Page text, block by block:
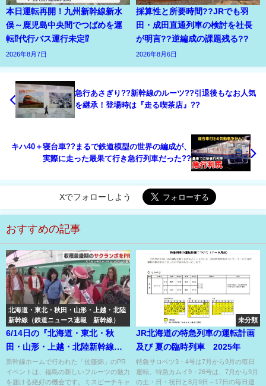
本日運転再開！九州新幹線新水
俣～鹿児島中央間でつばめを運
転⁉代行バス運行未定⁉
2026年8月7日
採算性と所要時間??JRでも羽
田・成田直通列車の検討を社長
が明言??逆編成の課題残る??
2026年8月6日
急行あさぎり??新幹線のルーツ??引退後もなお人気
を継承！登場時は『走る喫茶店』??
キハ40＋寝台車??まるで鉄道模型の世界の編成が、
実際に走った最果て行き急行列車だった??
Xでフォローしよう
おすすめの記事
北海道・東北・秋田・山形・上越・北陸
新幹線（鉄道ニュース速報 新幹線）
6/14日の『北海道・東北・秋
田・山形・上越・北陸新幹線』
のニュース
新幹線ホームで行われた「佐藤錦」のPR
イベントは、福島の新しいフルーツの魅力
を届ける絶好の機会です。ミスピーチキャ
未分類
JR北海道の特急列車の運転計画
及び 夏の臨時列車 2025年
特急サロベツ3・4号は7月から9月の毎日
運転、特急カムイ9・26号は、7月から9月
の土・日・祝日と8月9日～17日の毎日運